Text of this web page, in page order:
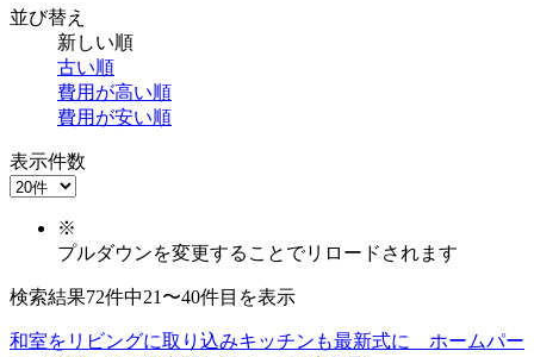
並び替え
新しい順
古い順
費用が高い順
費用が安い順
表示件数
※
プルダウンを変更することでリロードされます
検索結果72件中21〜40件目を表示
和室をリビングに取り込みキッチンも最新式に ホームパー